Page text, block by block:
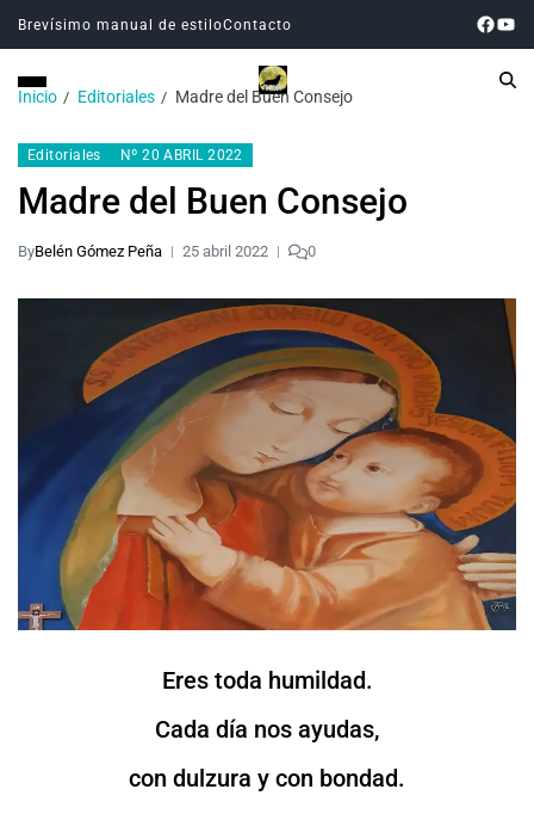
Brevísimo manual de estiloContacto
Inicio Editoriales Madre del Buen Consejo
Editoriales Nº 20 ABRIL 2022
Madre del Buen Consejo
ByBelén Gómez Peña 25 abril 2022 0
Eres toda humildad.
Cada día nos ayudas,
con dulzura y con bondad.